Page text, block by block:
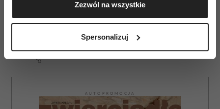
geograficznej z dokładnością nawet do kilku metrów
Identyfikować Twoje urządzenie, aktywnie
(fingerprinting, czyli wirtualny odcisk palca)
sekcji szczegółów. W Deklaracji plików cookie możesz
zmienić lub wycofać swoją zgodę w dowolnej chwili.
Zezwól na wszystkie
Spersonalizuj
Podoba wam się ten przepis?
AUTOPROMOCJA